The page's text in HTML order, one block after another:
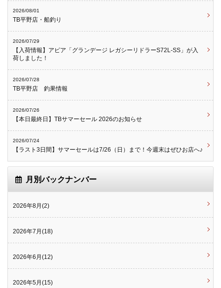
2026/08/01
TB平野店・船釣り
2026/07/29
【入荷情報】アピア「グランデージ レガシーリドラーS72L-SS」が入
荷しました！
2026/07/28
TB平野店 釣果情報
2026/07/26
【本日最終日】TBサマーセール 2026のお知らせ
2026/07/24
【ラスト3日間】サマーセールは7/26（日）まで！今週末はぜひお店へ♪
月別バックナンバー
2026年8月(2)
2026年7月(18)
2026年6月(12)
2026年5月(15)